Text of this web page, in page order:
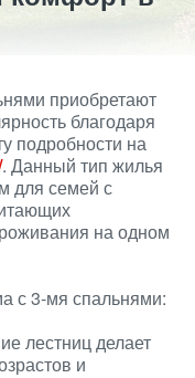
приобретают
благодаря
подробности на
. Данный тип жилья
для семей с
на одном
с 3-мя спальнями:
лестниц делает
и